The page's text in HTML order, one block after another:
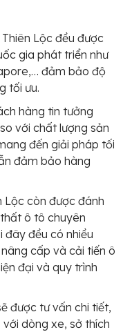
Lộc đều được
gia phát triển như
đảm bảo độ
tối ưu.
hàng tin tưởng
với chất lượng sản
đến giải pháp tối
đảm bảo hàng
Lộc còn được đánh
ô tô chuyên
đây đều có nhiều
cấp và cải tiến ô
đại và quy trình
được tư vấn chi tiết,
dòng xe, sở thích